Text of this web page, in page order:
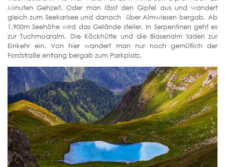
Minuten Gehzeit. Oder man lässt den Gipfel aus und wandert
gleich zum Seekarlsee und danach über Almwiesen bergab. Ab
1.900m Seehöhe wird das Gelände steiler. In Serpentinen geht es
zur Tuchmoaralm. Die Köckhütte und die Blasenalm laden zur
Einkehr ein. Von hier wandert man nur noch gemütlich der
Forststraße entlang bergab zum Parkplatz.